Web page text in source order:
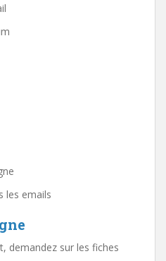
les emails
demandez sur les fiches